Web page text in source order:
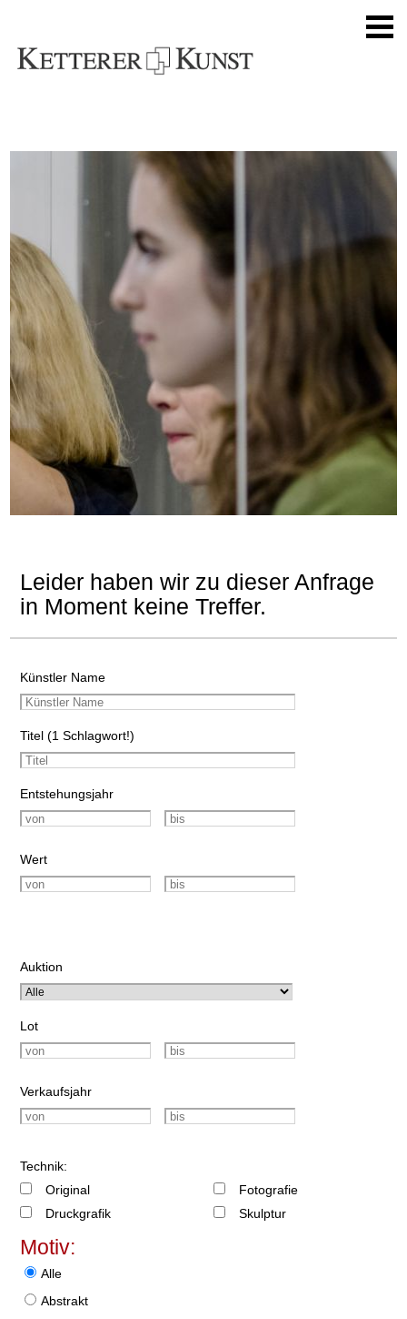
Leider haben wir zu dieser Anfrage
in Moment keine Treffer.
Künstler Name
Titel (1 Schlagwort!)
Entstehungsjahr
Wert
Auktion
Lot
Verkaufsjahr
Technik:
Original
Druckgrafik
Fotografie
Skulptur
Motiv:
Alle
Abstrakt